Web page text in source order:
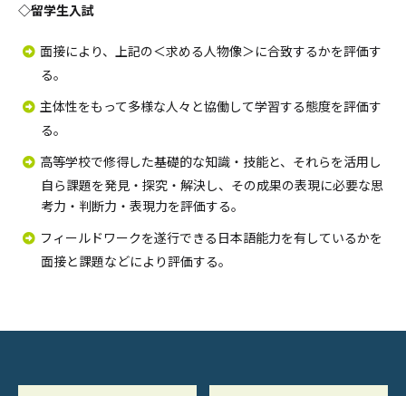
◇留学生入試
面接により、上記の＜求める人物像＞に合致するかを評価す
る。
主体性をもって多様な人々と協働して学習する態度を評価す
る。
高等学校で修得した基礎的な知識・技能と、それらを活用し
自ら課題を発見・探究・解決し、その成果の表現に必要な思
考力・判断力・表現力を評価する。
フィールドワークを遂行できる日本語能力を有しているかを
面接と課題などにより評価する。